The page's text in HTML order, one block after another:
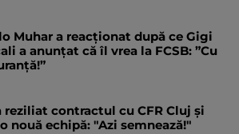
Muhar a reacționat după ce Gigi
a anunțat că îl vrea la FCSB: ”Cu
reziliat contractul cu CFR Cluj și
nouă echipă: "Azi semnează!"